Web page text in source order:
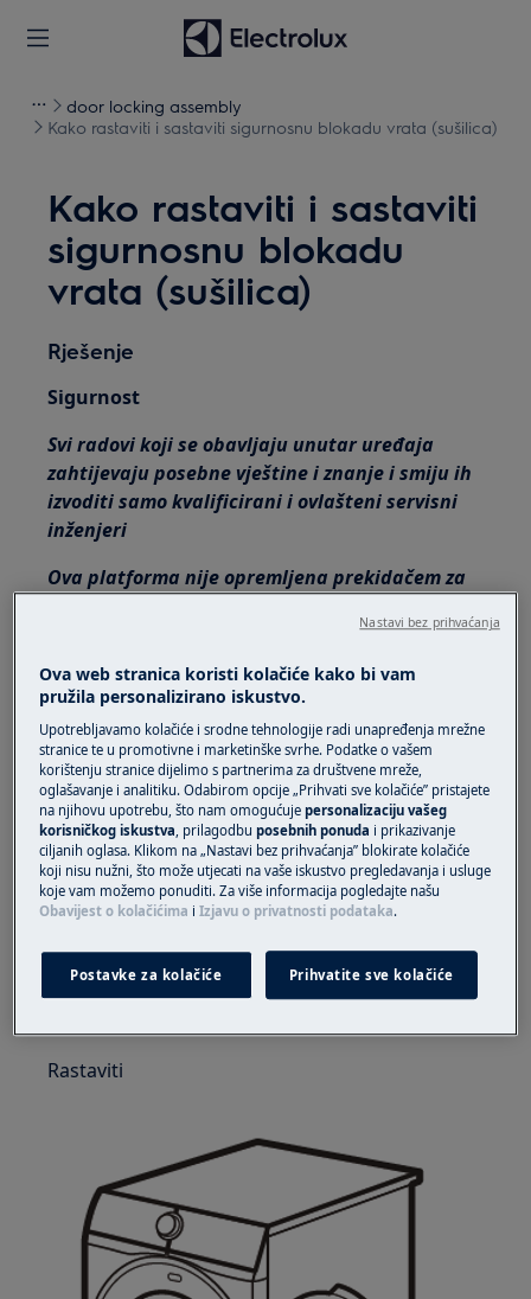
door locking assembly
Kako rastaviti i sastaviti sigurnosnu blokadu vrata (sušilica)
Kako rastaviti i sastaviti
sigurnosnu blokadu
vrata (sušilica)
Rješenje
Sigurnost
Svi radovi koji se obavljaju unutar uređaja
zahtijevaju posebne vještine i znanje i smiju ih
izvoditi samo kvalificirani i ovlašteni servisni
inženjeri
Ova platforma nije opremljena prekidačem za
komponentama, izvadite utikač iz utičnice kako
biste isključili napajanje.
Neke od komponenti u mehaničkom dijelu
mogu uzrokovati ozljede, stoga nosite
odgovarajuću zaštitu i nastavite s oprezom.
Uvijek ispraznite svu vodu iz uređaja prije nego
što ga položite na bok.
održavanja ili iz nekog drugog razloga, položite
ga na lijevu stranu kako biste izbjegli rizik od
Rastaviti
Ova web stranica koristi kolačiće kako bi vam
pružila personalizirano iskustvo.
Upotrebljavamo kolačiće i srodne tehnologije radi unapređenja mrežne
stranice te u promotivne i marketinške svrhe. Podatke o vašem
korištenju stranice dijelimo s partnerima za društvene mreže,
oglašavanje i analitiku. Odabirom opcije „Prihvati sve kolačiće” pristajete
na njihovu upotrebu, što nam omogućujepersonalizaciju vašeg
korisničkog iskustva, prilagodbuposebnih ponuda i prikazivanje
ciljanih oglasa. Klikom na „Nastavi bez prihvaćanja” blokirate kolačiće
koji nisu nužni, što može utjecati na vaše iskustvo pregledavanja i usluge
koje vam možemo ponuditi. Za više informacija pogledajte našu
Obavijest o kolačićima iIzjavu o privatnosti podataka.
Postavke za kolačiće Prihvatite sve kolačiće
Nastavi bez prihvaćanja